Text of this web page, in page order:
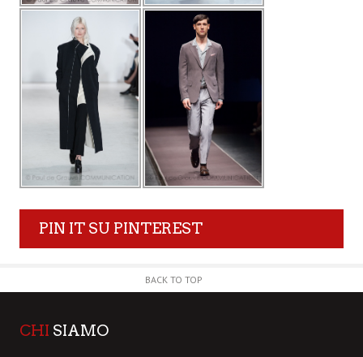
PIN IT SU PINTEREST
BACK TO TOP
CHI SIAMO